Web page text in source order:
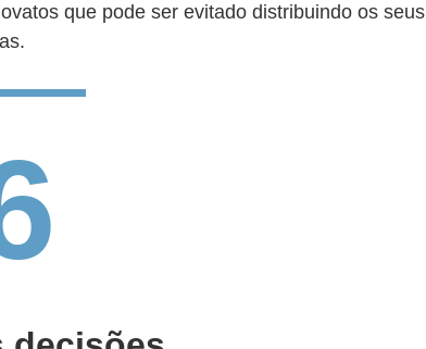
que pode ser evitado distribuindo os seus